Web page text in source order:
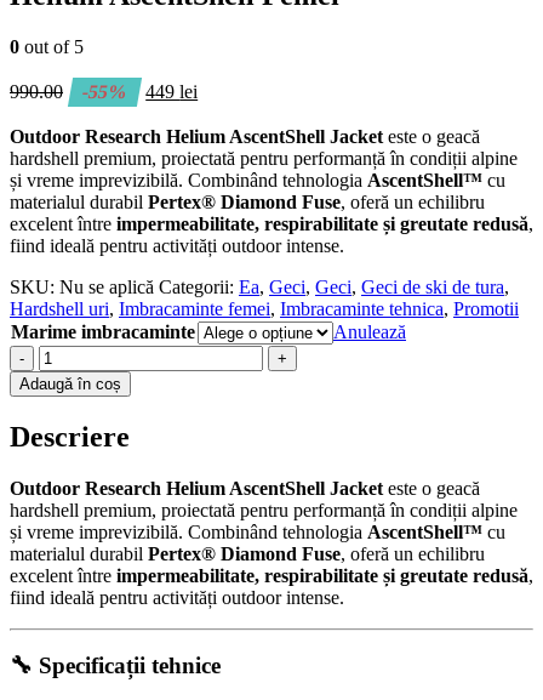
0 out of 5
990.00 -55% 449lei
Outdoor Research Helium AscentShell Jacket este o geacă
hardshell premium, proiectată pentru performanță în condiții alpine
și vreme imprevizibilă. Combinând tehnologia AscentShell™ cu
materialul durabil Pertex® Diamond Fuse, oferă un echilibru
excelent între impermeabilitate, respirabilitate și greutate redusă,
fiind ideală pentru activități outdoor intense.
SKU: Nu se aplică Categorii: Ea, Geci, Geci, Geci de ski de tura,
Hardshell uri, Imbracaminte femei, Imbracaminte tehnica, Promotii
Marime imbracaminte
Anulează
-
+
Adaugă în coș
Descriere
Outdoor Research Helium AscentShell Jacket este o geacă
hardshell premium, proiectată pentru performanță în condiții alpine
și vreme imprevizibilă. Combinând tehnologia AscentShell™ cu
materialul durabil Pertex® Diamond Fuse, oferă un echilibru
excelent între impermeabilitate, respirabilitate și greutate redusă,
fiind ideală pentru activități outdoor intense.
🔧 Specificații tehnice